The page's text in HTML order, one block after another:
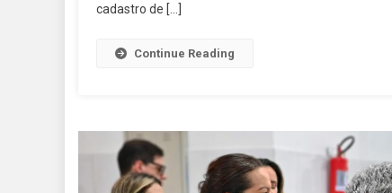
cadastro de […]
Continue Reading